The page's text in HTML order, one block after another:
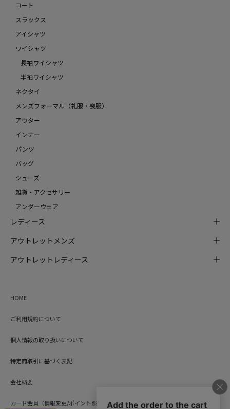
コート
スラックス
アイシャツ
ワイシャツ
長袖ワイシャツ
半袖ワイシャツ
ネクタイ
メンズフォーマル（礼服・喪服）
アウター
インナー
パンツ
バッグ
シューズ
雑貨・アクセサリー
アンダーウェア
レディース
アウトレットメンズ
アウトレットレディース
HOME
ご利用規約について
個人情報の取り扱いについて
特定商取引に基づく表記
会社概要
カード会員（情報変更/ポイント照会）